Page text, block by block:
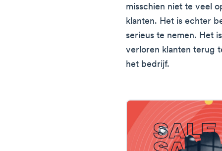
misschien niet te veel
klanten. Het is echter
serieus te nemen. Het
verloren klanten terug
het bedrijf.